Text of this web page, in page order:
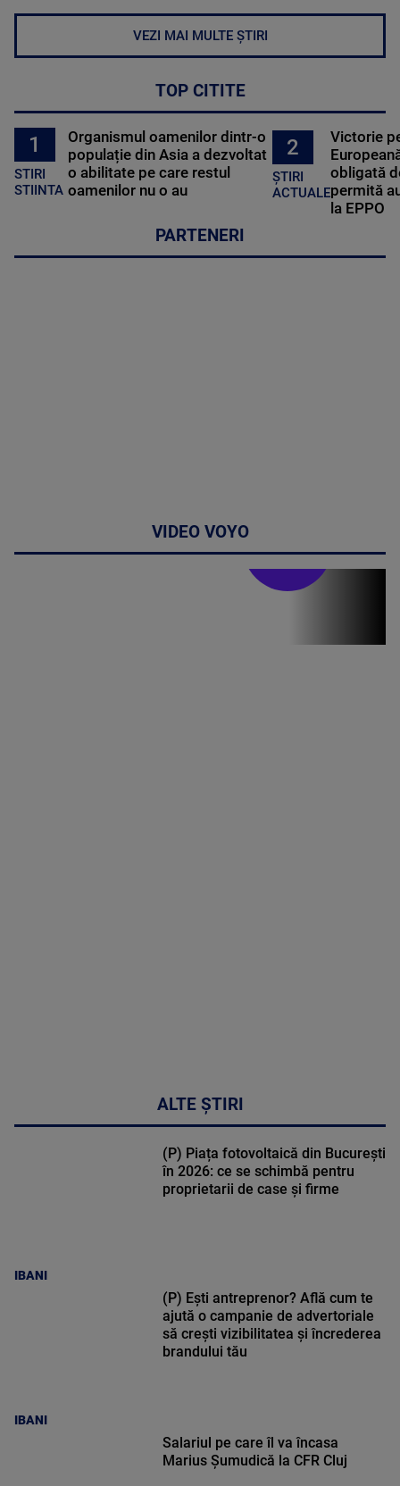
VEZI MAI MULTE ȘTIRI
TOP CITITE
1
STIRI
STIINTA
Organismul oamenilor dintr-o
populație din Asia a dezvoltat
o abilitate pe care restul
oamenilor nu o au
2
ȘTIRI
ACTUALE
Victorie
obligată
permită
la EPPO
PARTENERI
VIDEO VOYO
ALTE ȘTIRI
IBANI
(P) Piața fotovoltaică din București
în 2026: ce se schimbă pentru
proprietarii de case și firme
IBANI
(P) Ești antreprenor? Află cum te
ajută o campanie de advertoriale
să crești vizibilitatea și încrederea
brandului tău
Salariul pe care îl va încasa
Marius Șumudică la CFR Cluj